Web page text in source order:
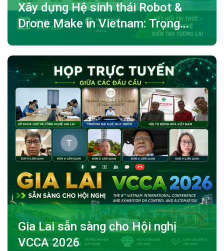
Xây dựng Hệ sinh thái Robot &
Drone Make in Vietnam: Trọng
tâm Diễn đàn số 2 tại VCCA
2026
Gia Lai sẵn sàng cho Hội nghị
VCCA 2026